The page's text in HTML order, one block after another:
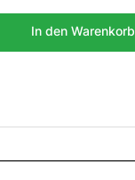
In den Warenkorb